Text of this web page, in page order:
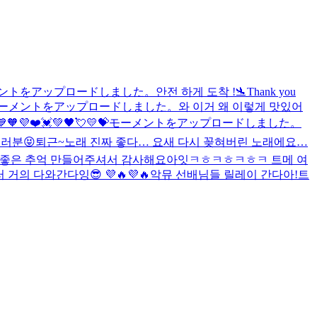
トをアップロードしました。 안전 하게 도착 !🛬Thank you
メントをアップロードしました。 와 이거 왜 이렇게 맛있어
モーメントをアップロードしました。
분😝퇴근~노래 진짜 좋다… 요새 다시 꽂혀버린 노래에요…
은 추억 만들어주셔서 감사해요아잇ㅋㅎㅋㅎㅋㅎㅋ 트메 여
거의 다와간다잉😎 💜🔥💜🔥 악뮤 선배님들 릴레이 간다아! 트